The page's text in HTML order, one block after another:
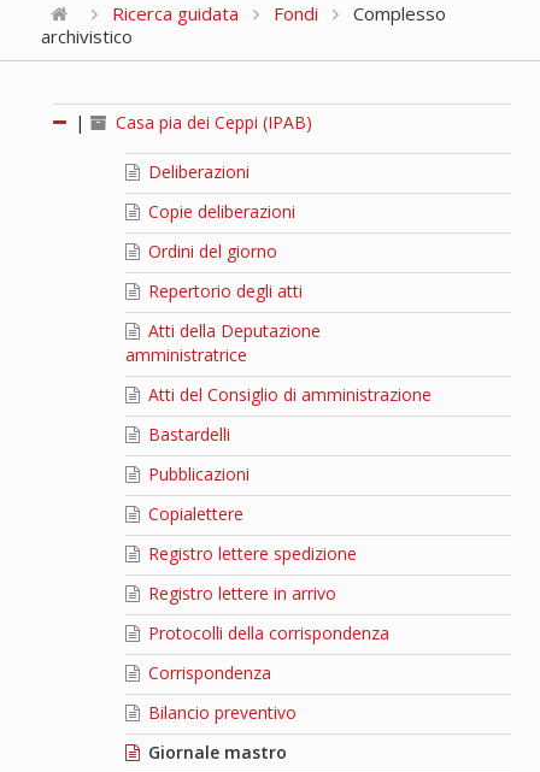
Ricerca guidata Fondi
Complesso
archivistico
| Casa pia dei Ceppi (IPAB)
Deliberazioni
Copie deliberazioni
Ordini del giorno
Repertorio degli atti
Atti della Deputazione
amministratrice
Atti del Consiglio di amministrazione
Bastardelli
Pubblicazioni
Copialettere
Registro lettere spedizione
Registro lettere in arrivo
Protocolli della corrispondenza
Corrispondenza
Bilancio preventivo
Giornale mastro